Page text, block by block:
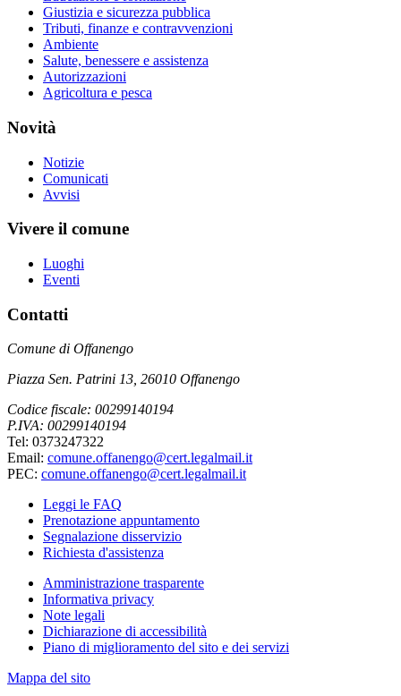
Giustizia e sicurezza pubblica
Tributi, finanze e contravvenzioni
Ambiente
Salute, benessere e assistenza
Autorizzazioni
Agricoltura e pesca
Novità
Notizie
Comunicati
Avvisi
Vivere il comune
Luoghi
Eventi
Contatti
Comune di Offanengo
Piazza Sen. Patrini 13, 26010 Offanengo
Codice fiscale: 00299140194
P.IVA: 00299140194
Tel: 0373247322
Email: comune.offanengo@cert.legalmail.it
PEC: comune.offanengo@cert.legalmail.it
Leggi le FAQ
Prenotazione appuntamento
Segnalazione disservizio
Richiesta d'assistenza
Amministrazione trasparente
Informativa privacy
Note legali
Dichiarazione di accessibilità
Piano di miglioramento del sito e dei servizi
Mappa del sito